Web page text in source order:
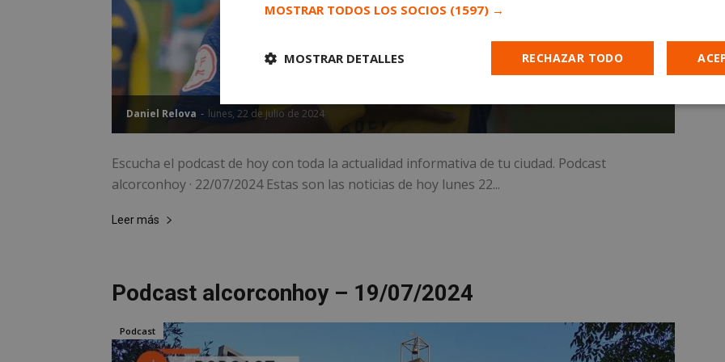
Daniel Relova - lunes, 22 de julio de 2024
Escucha el podcast de hoy con toda la actualidad informativa de tu ciudad. Podcast
alcorconhoy · 22/07/2024 Estas son las noticias de hoy lunes 22...
Leer más
Podcast alcorconhoy – 19/07/2024
Podcast
MOSTRAR TODOS LOS SOCIOS (1597) →
RECHAZAR TODO
MOSTRAR DETALLES
Cookies
estrictamente
necesarias
Cookies de
Cookies de
Cookies de
Las cookies estrictamente necesarias permiten la funcionalidad principal del sitio web, como el inicio de
Dominio
Descripción